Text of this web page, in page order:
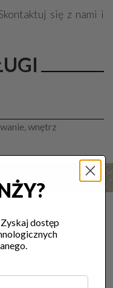
się z nami i
wnętrz
dostęp